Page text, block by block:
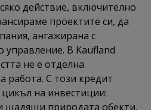
действие, включително
проектите си, да
ангажирана с
управление. В Kaufland
не е отделна
работа. С този кредит
на инвестиции:
щадящи природата обекти,